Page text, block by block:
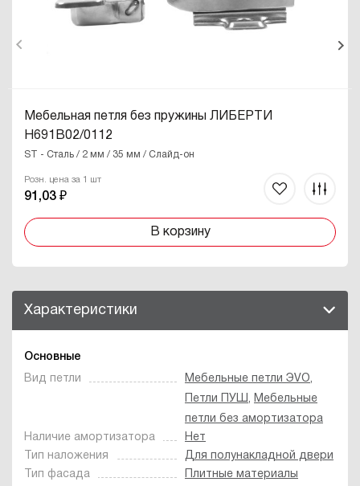
Мебельная петля без пружины ЛИБЕРТИ
H691B02/0112
ST - Сталь / 2 мм / 35 мм / Слайд-он
Розн. цена за 1 шт
91,03 ₽
В корзину
Характеристики
Основные
Вид петли Мебельные петли ЭVO,
Петли ПУШ, Мебельные
петли без амортизатора
Наличие амортизатора
Нет
Тип наложения
Для полунакладной двери
Тип фасада
Плитные материалы